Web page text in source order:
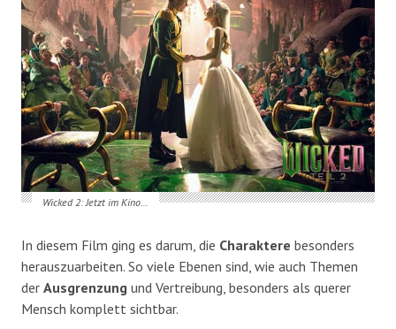
Wicked 2: Jetzt im Kino…
In diesem Film ging es darum, die Charaktere besonders
herauszuarbeiten. So viele Ebenen sind, wie auch Themen
der Ausgrenzung und Vertreibung, besonders als querer
Mensch komplett sichtbar.